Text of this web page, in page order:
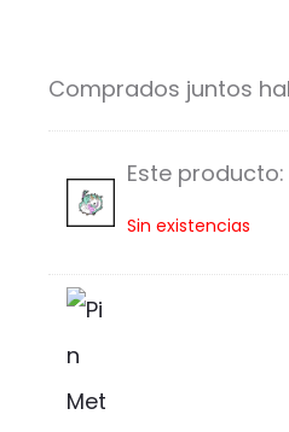
Comprados juntos
H
a
Este producto:
Sin existencias